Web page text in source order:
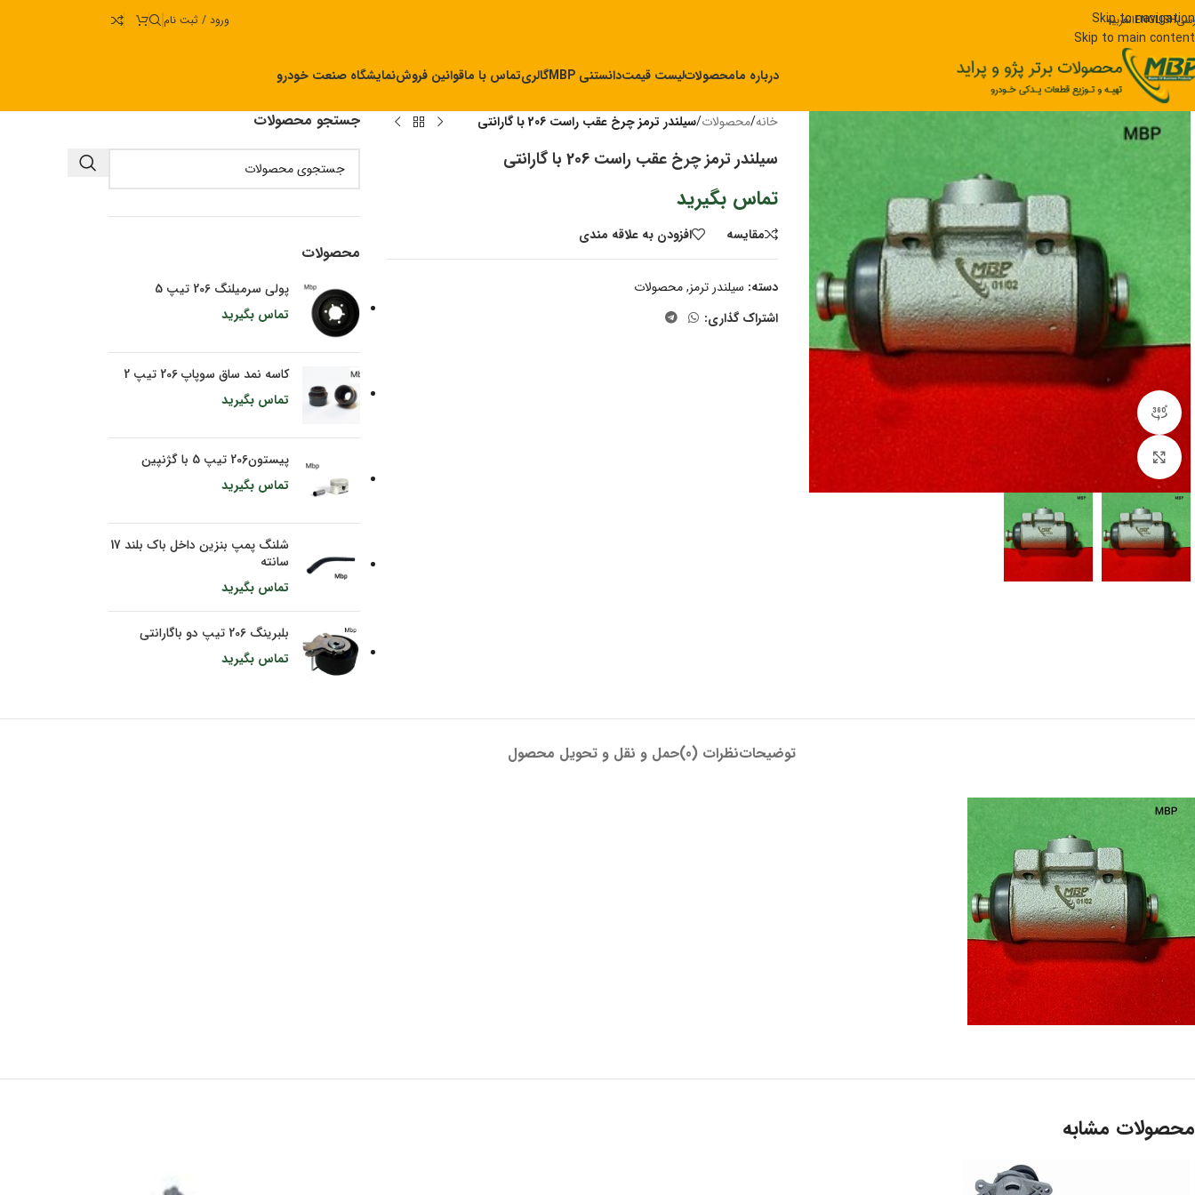
Skip to navigation
Skip to main content
ENGLISHالعربیه ورود / ثبت نام
درباره مامحصولاتلیست قیمتدانستنی MBP گالریتماس با ماقوانین فروشنمایشگاه صنعت خودرو
خانه/محصولات/سیلندر ترمز چرخ عقب راست 206 با گارانتی
سیلندر ترمز چرخ عقب راست 206 با گارانتی
تماس بگیرید
مقايسه افزودن به علاقه مندی
دسته: سیلندر ترمز, محصولات
اشتراک گذاری:
جستجو محصولات
محصولات
پولی سرمیلنگ 206 تیپ 5
تماس بگیرید
کاسه نمد ساق سوپاپ 206 تیپ 2
تماس بگیرید
پیستون206 تیپ 5 با گژنپین
تماس بگیرید
شلنگ پمپ بنزین داخل باک بلند 17
سانته
تماس بگیرید
بلبرینگ 206 تیپ دو باگارانتی
تماس بگیرید
توضیحاتنظرات (0) حمل و نقل و تحویل محصول
محصولات مشابه